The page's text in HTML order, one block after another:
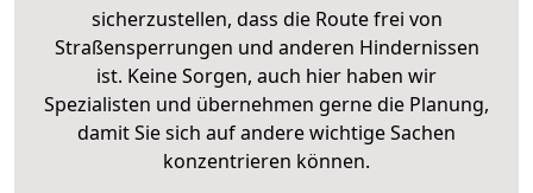
sicherzustellen, dass die Route frei von
Straßensperrungen und anderen Hindernissen
ist. Keine Sorgen, auch hier haben wir
Spezialisten und übernehmen gerne die Planung,
damit Sie sich auf andere wichtige Sachen
konzentrieren können.